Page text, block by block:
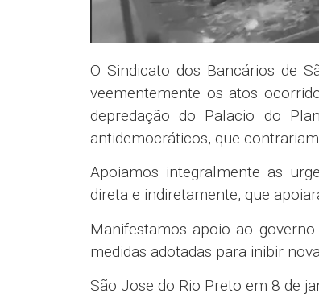
O Sindicato dos Bancários de
veementemente os atos
depredação do Palacio do
antidemocráticos, que
Apoiamos integralmente as
direta e indiretamente, que
Manifestamos apoio ao
medidas adotadas para inibir
São Jose do Rio Preto em 8 de